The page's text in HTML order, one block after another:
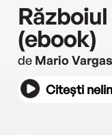
(ebook)
de Mario
Citești